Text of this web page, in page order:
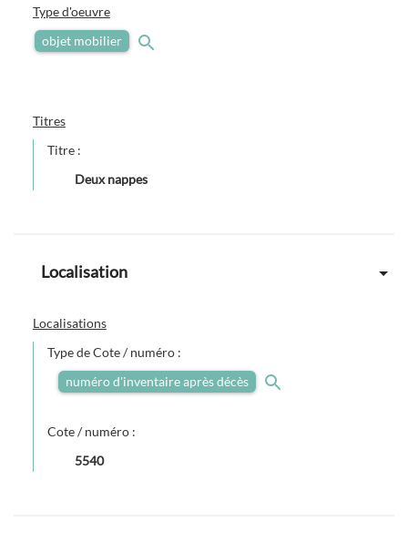
Type d'oeuvre
objet mobilier
Titres
Titre :
Deux nappes
Localisation
Localisations
Type de Cote / numéro :
numéro d'inventaire après décès
Cote / numéro :
5540